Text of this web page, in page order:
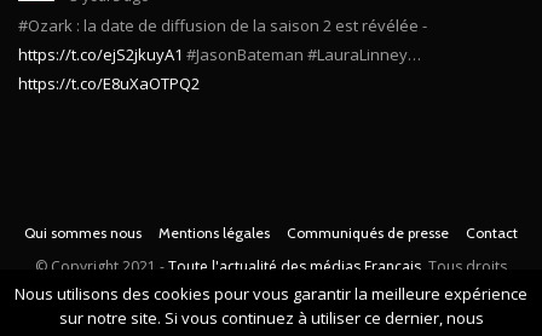
#Ozark : la date de diffusion de la saison 2 est révélée -
https://t.co/ejS2jkuyA1 #JasonBateman #LauraLinney…
https://t.co/E8uXaOTPQ2
Qui sommes nous Mentions légales Communiqués de presse Contact
© Copyright 2021 - Toute l'actualité des médias Français
. Tous droits
réservés.
Nous utilisons des cookies pour vous garantir la meilleure expérience
sur notre site. Si vous continuez à utiliser ce dernier, nous